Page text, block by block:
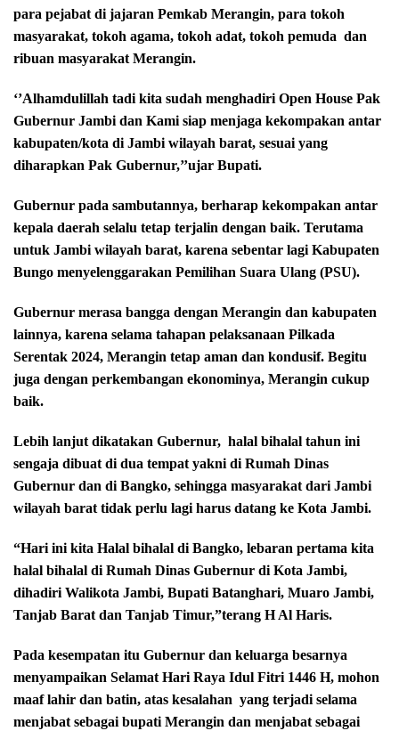
para pejabat di jajaran Pemkab Merangin, para tokoh
masyarakat, tokoh agama, tokoh adat, tokoh pemuda dan
ribuan masyarakat Merangin.
‘’Alhamdulillah tadi kita sudah menghadiri Open House Pak
Gubernur Jambi dan Kami siap menjaga kekompakan antar
kabupaten/kota di Jambi wilayah barat, sesuai yang
diharapkan Pak Gubernur,’’ujar Bupati.
Gubernur pada sambutannya, berharap kekompakan antar
kepala daerah selalu tetap terjalin dengan baik. Terutama
untuk Jambi wilayah barat, karena sebentar lagi Kabupaten
Bungo menyelenggarakan Pemilihan Suara Ulang (PSU).
Gubernur merasa bangga dengan Merangin dan kabupaten
lainnya, karena selama tahapan pelaksanaan Pilkada
Serentak 2024, Merangin tetap aman dan kondusif. Begitu
juga dengan perkembangan ekonominya, Merangin cukup
baik.
Lebih lanjut dikatakan Gubernur, halal bihalal tahun ini
sengaja dibuat di dua tempat yakni di Rumah Dinas
Gubernur dan di Bangko, sehingga masyarakat dari Jambi
wilayah barat tidak perlu lagi harus datang ke Kota Jambi.
“Hari ini kita Halal bihalal di Bangko, lebaran pertama kita
halal bihalal di Rumah Dinas Gubernur di Kota Jambi,
dihadiri Walikota Jambi, Bupati Batanghari, Muaro Jambi,
Tanjab Barat dan Tanjab Timur,”terang H Al Haris.
Pada kesempatan itu Gubernur dan keluarga besarnya
menyampaikan Selamat Hari Raya Idul Fitri 1446 H, mohon
maaf lahir dan batin, atas kesalahan yang terjadi selama
menjabat sebagai bupati Merangin dan menjabat sebagai